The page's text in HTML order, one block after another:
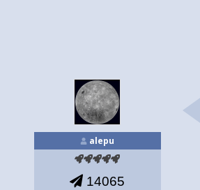
alepu
14065